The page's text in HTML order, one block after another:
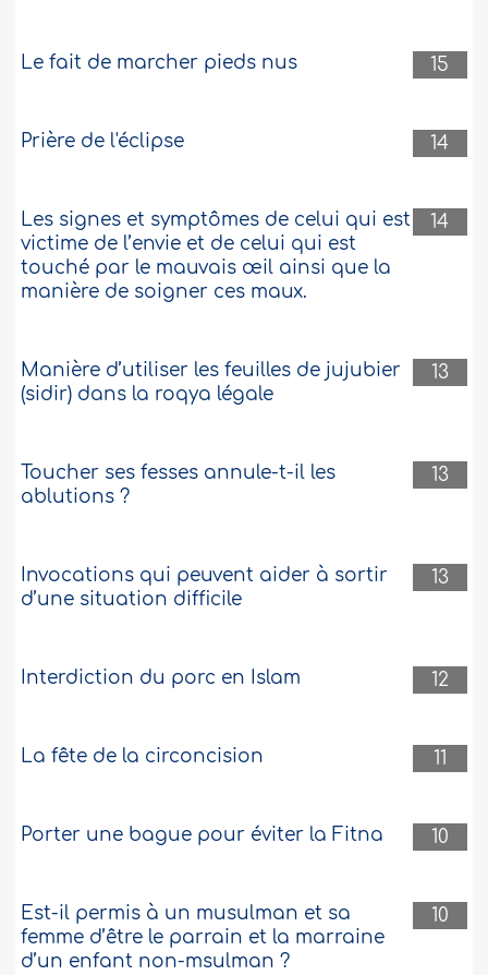
15
Le fait de marcher pieds nus
14
Prière de l'éclipse
14
Les signes et symptômes de celui qui est
victime de l’envie et de celui qui est
touché par le mauvais œil ainsi que la
manière de soigner ces maux.
13
Manière d’utiliser les feuilles de jujubier
(sidir) dans la roqya légale
13
Toucher ses fesses annule-t-il les
ablutions ?
13
Invocations qui peuvent aider à sortir
d’une situation difficile
12
Interdiction du porc en Islam
11
La fête de la circoncision
10
Porter une bague pour éviter la Fitna
10
Est-il permis à un musulman et sa
femme d’être le parrain et la marraine
d’un enfant non-msulman ?